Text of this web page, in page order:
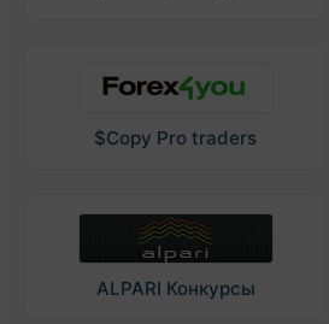
$Copy Pro traders
ALPARI Конкурсы